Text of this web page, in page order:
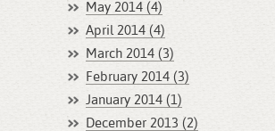
May 2014 (4)
April 2014 (4)
March 2014 (3)
February 2014 (3)
January 2014 (1)
December 2013 (2)